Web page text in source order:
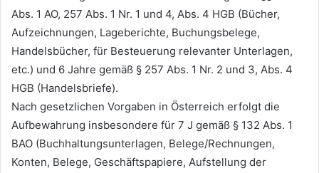
Abs. 1 AO, 257 Abs. 1 Nr. 1 und 4, Abs. 4 HGB (Bücher,
Aufzeichnungen, Lageberichte, Buchungsbelege,
Handelsbücher, für Besteuerung relevanter Unterlagen,
etc.) und 6 Jahre gemäß § 257 Abs. 1 Nr. 2 und 3, Abs. 4
HGB (Handelsbriefe).
Nach gesetzlichen Vorgaben in Österreich erfolgt die
Aufbewahrung insbesondere für 7 J gemäß § 132 Abs. 1
BAO (Buchhaltungsunterlagen, Belege/Rechnungen,
Konten, Belege, Geschäftspapiere, Aufstellung der